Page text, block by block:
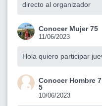
directo al organizador
Conocer Mujer 75
11/06/2023
Hola quiero participar
Conocer Hombre 7
5
10/06/2023